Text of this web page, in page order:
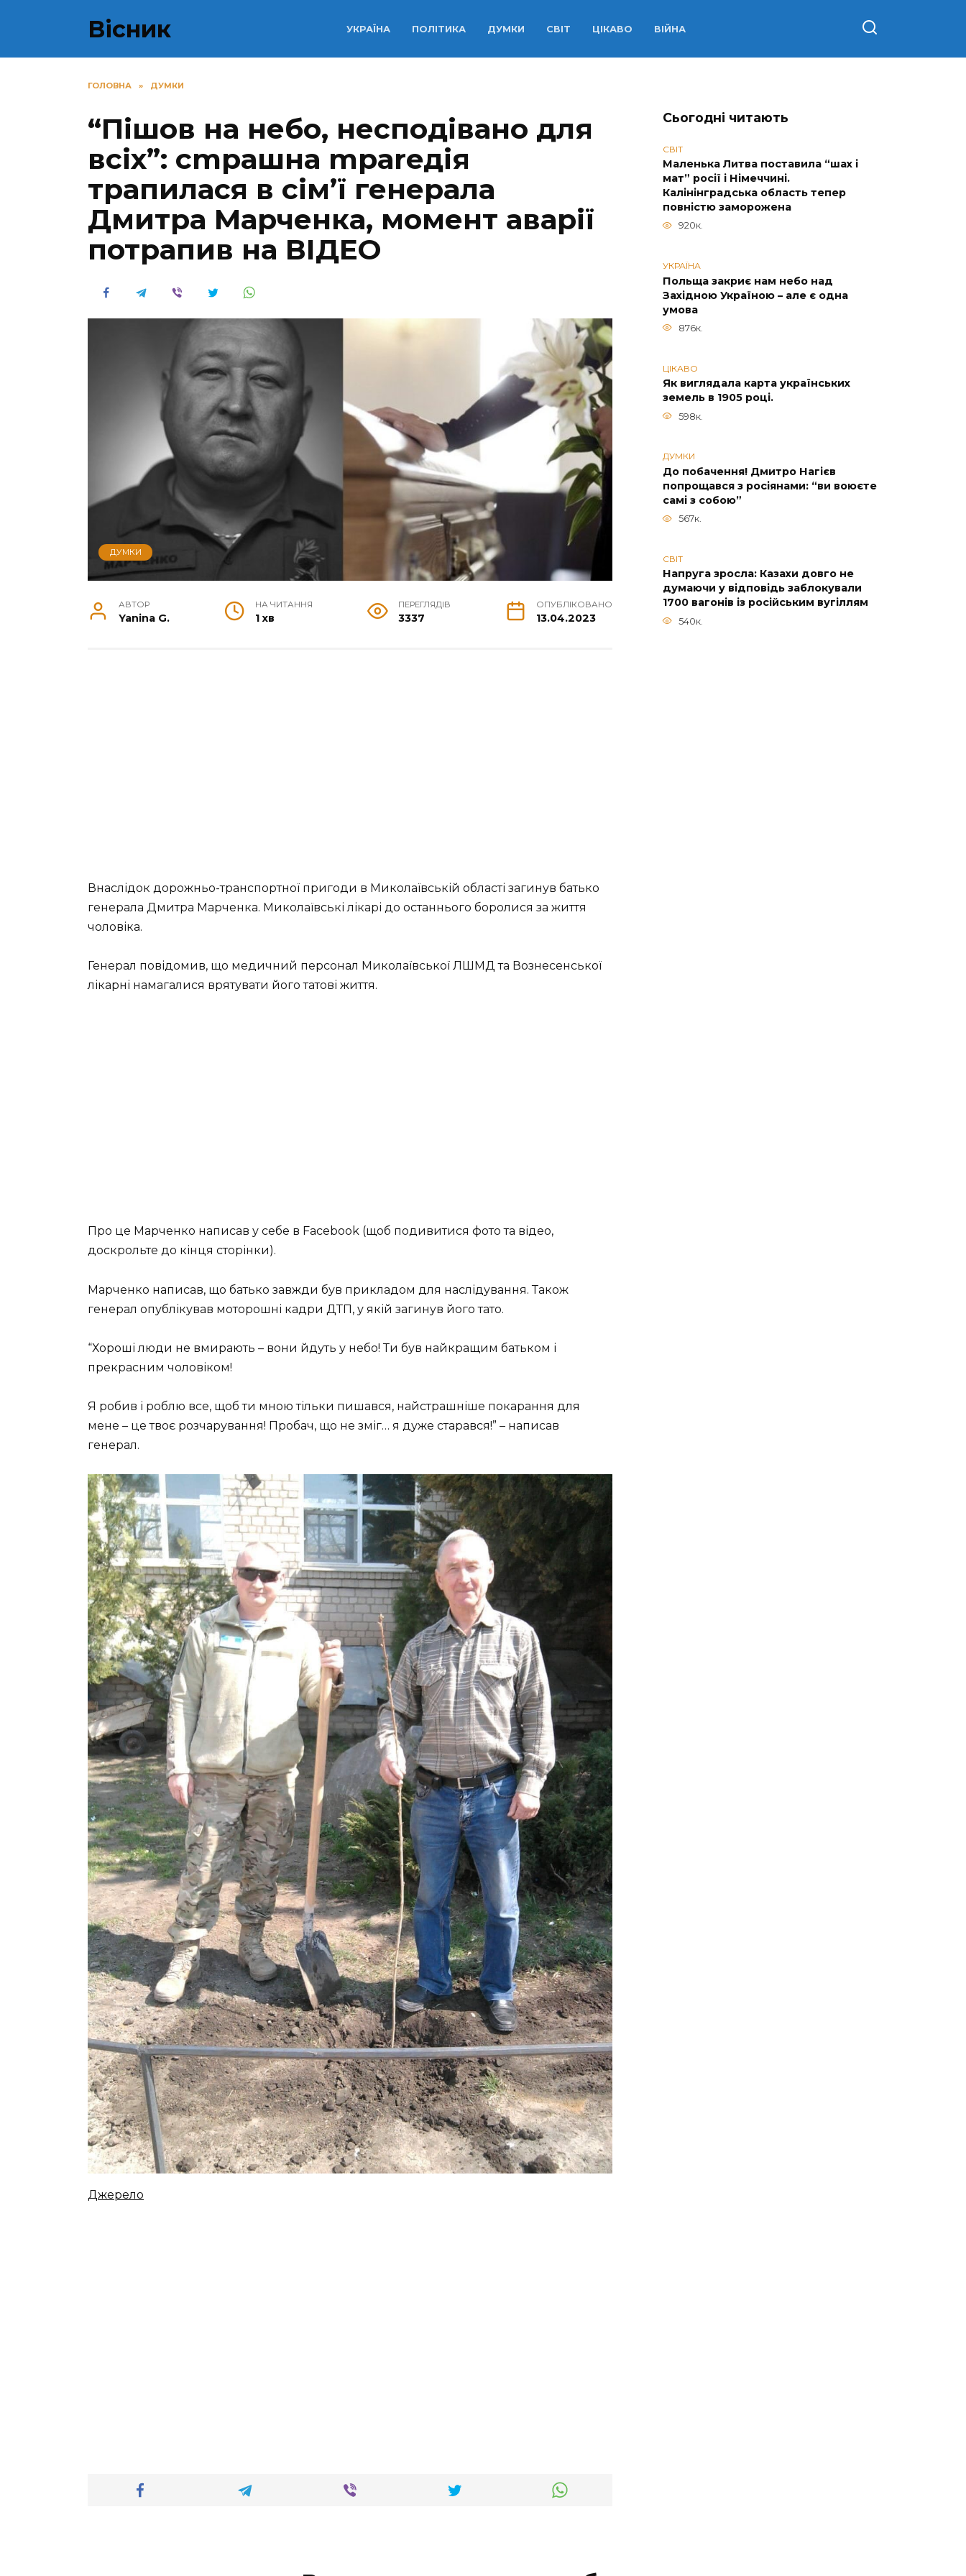
Вісник УКРАЇНА ПОЛІТИКА ДУМКИ СВІТ ЦІКАВО ВІЙНА
ГОЛОВНА » ДУМКИ
“Пішов на небо, несподівано для
всіх”: сmрашна mpаreдія
трапилася в сім’ї генеpала
Дмитра Маpченка, момент аварії
потpапив на ВІДЕО
ДУМКИ
АВТОР
Yanina G.
НА ЧИТАННЯ
1 хв
ПЕРЕГЛЯДІВ
3337
ОПУБЛІКОВАНО
13.04.2023
Внаслідок дорожньо-транспортної пригоди в Миколаївській області загинув батько
генерала Дмитра Марченка. Миколаївські лікарі до останнього боролися за життя
чоловіка.
Генерал повідомив, що медичний персонал Миколаївської ЛШМД та Вознесенської
лікарні намагалися врятувати його татові життя.
Про це Марченко написав у себе в Facebook (щоб подивитися фото та відео,
доскрольте до кінця сторінки).
Марченко написав, що батько завжди був прикладом для наслідування. Також
генерал опублікував моторошні кадри ДТП, у якій загинув його тато.
“Хороші люди не вмирають – вони йдуть у небо! Ти був найкращим батьком і
прекрасним чоловіком!
Я робив і роблю все, щоб ти мною тільки пишався, найстрашніше покарання для
мене – це твоє розчарування! Пробач, що не зміг… я дуже старався!” – написав
генерал.
Джерело
Сьогодні читають
СВІТ
Маленька Литва поставила “шах і
мат” росії і Німеччині.
Калінінградська область тепер
повністю заморожена
920к.
УКРАЇНА
Польща закриє нам небо над
Західною Україною – але є одна
умова
876к.
ЦІКАВО
Як виглядала карта українських
земель в 1905 році.
598к.
ДУМКИ
До побачення! Дмитро Нагієв
попрощався з росіянами: “ви воюєте
самі з собою”
567к.
СВІТ
Напруга зросла: Казахи довго не
думаючи у відповідь заблокували
1700 вагонів із російським вугіллям
540к.